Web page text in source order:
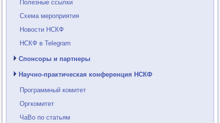
Полезные ссылки
Схема мероприятия
Новости НСКФ
НСКФ в Telegram
Спонсоры и партнеры
Научно-практическая конференция НСКФ
Программный комитет
Оргкомитет
ЧаВо по статьям